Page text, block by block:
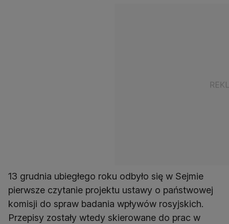
13 grudnia ubiegłego roku odbyło się w Sejmie
pierwsze czytanie projektu ustawy o państwowej
komisji do spraw badania wpływów rosyjskich.
Przepisy zostały wtedy skierowane do prac w